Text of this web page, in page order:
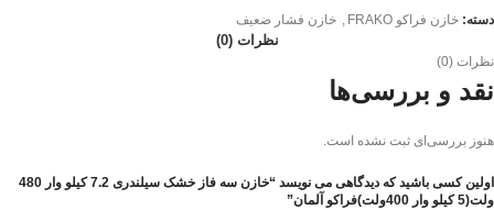
دسته: خازن فراکو FRAKO , خازن فشار ضعیف
نظرات (0)
نظرات (0)
نقد و بررسی‌ها
هنوز بررسی‌ای ثبت نشده است.
اولین کسی باشید که دیدگاهی می نویسد “خازن سه فاز خشک سیلندری 7.2 کیلو وار 480
ولت(5 کیلو وار 400ولت)فراکو آلمان”